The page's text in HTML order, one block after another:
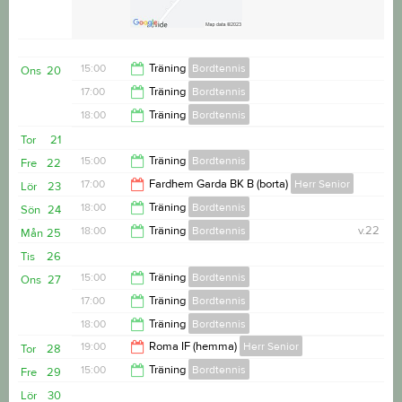
20
Ons 15:00 Träning Bordtennis
17:00
17:00 Träning Bordtennis
18:00 Träning Bordtennis
20:00
21
Tor
22
Fre 15:00 Träning Bordtennis
17:00
23
Lör 17:00 Fardhem Garda BK B (borta) Herr Senior
19:00
24
Sön 18:00 Träning Bordtennis
25
Mån v.22
18:00 Träning Bordtennis
20:00
26
Tis
27
Ons 15:00 Träning Bordtennis
17:00
17:00 Träning Bordtennis
18:00
18:00 Träning Bordtennis
20:00
28
Tor 19:00 Roma IF (hemma) Herr Senior
29
Fre 15:00 Träning Bordtennis
30
Lör